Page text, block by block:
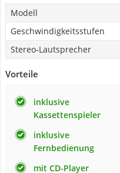
Modell
Geschwindigkeitsstufen
Stereo-Lautsprecher
Vorteile
inklusive
Kassettenspieler
inklusive
Fernbedienung
mit CD-Player